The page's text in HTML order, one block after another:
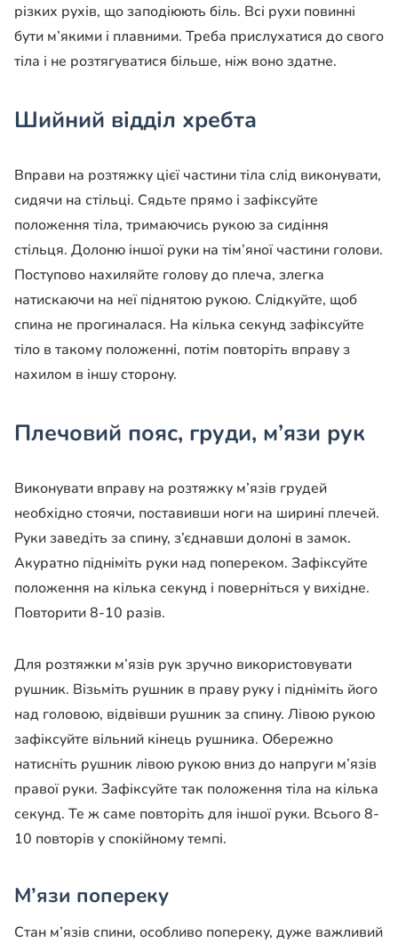
різких рухів, що заподіюють біль. Всі рухи повинні
бути м’якими і плавними. Треба прислухатися до свого
тіла і не розтягуватися більше, ніж воно здатне.
Шийний відділ хребта
Вправи на розтяжку цієї частини тіла слід виконувати,
сидячи на стільці. Сядьте прямо і зафіксуйте
положення тіла, тримаючись рукою за сидіння
стільця. Долоню іншої руки на тім’яної частини голови.
Поступово нахиляйте голову до плеча, злегка
натискаючи на неї піднятою рукою. Слідкуйте, щоб
спина не прогиналася. На кілька секунд зафіксуйте
тіло в такому положенні, потім повторіть вправу з
нахилом в іншу сторону.
Плечовий пояс, груди, м’язи рук
Виконувати вправу на розтяжку м’язів грудей
необхідно стоячи, поставивши ноги на ширині плечей.
Руки заведіть за спину, з’єднавши долоні в замок.
Акуратно підніміть руки над попереком. Зафіксуйте
положення на кілька секунд і поверніться у вихідне.
Повторити 8-10 разів.
Для розтяжки м’язів рук зручно використовувати
рушник. Візьміть рушник в праву руку і підніміть його
над головою, відвівши рушник за спину. Лівою рукою
зафіксуйте вільний кінець рушника. Обережно
натисніть рушник лівою рукою вниз до напруги м’язів
правої руки. Зафіксуйте так положення тіла на кілька
секунд. Те ж саме повторіть для іншої руки. Всього 8-
10 повторів у спокійному темпі.
М’язи попереку
Стан м’язів спини, особливо попереку, дуже важливий